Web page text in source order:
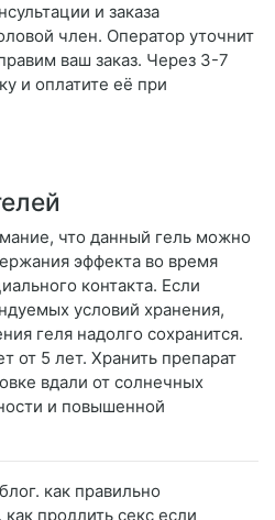
и заказа
член. Оператор уточнит
ваш заказ. Через 3-7
и оплатите её при
что данный гель можно
эффекта во время
контакта. Если
условий хранения,
геля надолго сохранится.
от 5 лет. Хранить препарат
вдали от солнечных
и повышенной
как правильно
как продлить секс если